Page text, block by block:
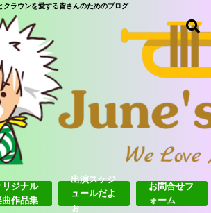
クラウンを愛する皆さんのためのブログ
リジナル
曲作品集
出演スケジ
ュールだよ
ぉ
お問合せフ
ォーム